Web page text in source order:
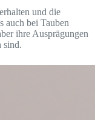
und die
auch bei Tauben
ihre Ausprägungen
sind.